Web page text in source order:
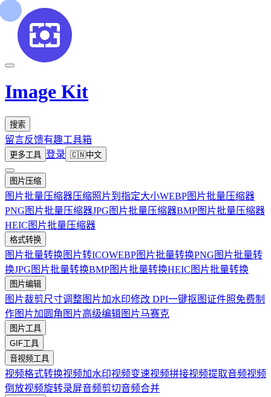
Image Kit
搜索
留言反馈有趣工具箱
更多工具 登录 🇨🇳中文
图片压缩
图片批量压缩器压缩照片到指定大小WEBP图片批量压缩器
PNG图片批量压缩器JPG图片批量压缩器BMP图片批量压缩器
HEIC图片批量压缩器
格式转换
图片批量转换图片转ICOWEBP图片批量转换PNG图片批量转
换JPG图片批量转换BMP图片批量转换HEIC图片批量转换
图片编辑
图片裁剪尺寸调整图片加水印修改 DPI一键抠图证件照免费制
作图片加圆角 图片高级编辑图片马赛克
图片工具
GIF工具
音视频工具
视频格式转换视频加水印视频变速视频拼接视频提取音频视频
倒放视频旋转录屏音频剪切音频合并